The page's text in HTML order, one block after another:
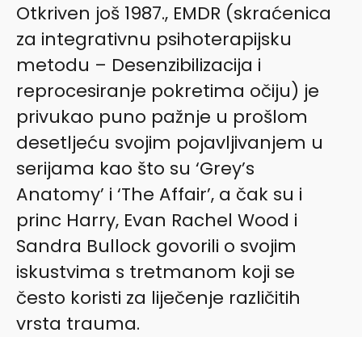
Otkriven još 1987., EMDR (skraćenica
za integrativnu psihoterapijsku
metodu – Desenzibilizacija i
reprocesiranje pokretima očiju) je
privukao puno pažnje u prošlom
desetljeću svojim pojavljivanjem u
serijama kao što su ‘Grey’s
Anatomy’ i ‘The Affair’, a čak su i
princ Harry, Evan Rachel Wood i
Sandra Bullock govorili o svojim
iskustvima s tretmanom koji se
često koristi za liječenje različitih
vrsta trauma.